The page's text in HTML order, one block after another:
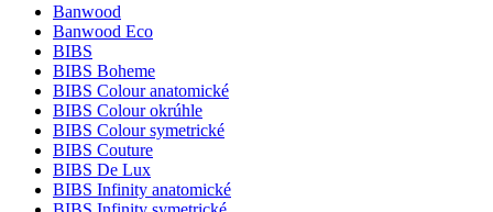
Banwood
Banwood Eco
BIBS
BIBS Boheme
BIBS Colour anatomické
BIBS Colour okrúhle
BIBS Colour symetrické
BIBS Couture
BIBS De Lux
BIBS Infinity anatomické